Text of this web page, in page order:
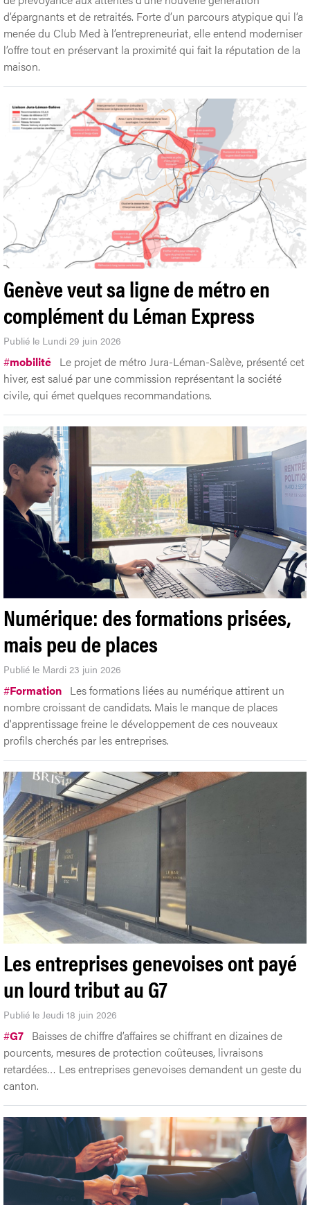
d’épargnants et de retraités. Forte d’un parcours atypique qui l’a
menée du Club Med à l’entrepreneuriat, elle entend moderniser
l’offre tout en préservant la proximité qui fait la réputation de la
maison.
Genève veut sa ligne de métro en
complément du Léman Express
Publié le Lundi 29 juin 2026
#mobilité Le projet de métro Jura-Léman-Salève, présenté cet
hiver, est salué par une commission représentant la société
civile, qui émet quelques recommandations.
Numérique: des formations prisées,
mais peu de places
Publié le Mardi 23 juin 2026
#Formation Les formations liées au numérique attirent un
nombre croissant de candidats. Mais le manque de places
d'apprentissage freine le développement de ces nouveaux
profils cherchés par les entreprises.
Les entreprises genevoises ont payé
un lourd tribut au G7
Publié le Jeudi 18 juin 2026
#G7 Baisses de chiffre d’affaires se chiffrant en dizaines de
pourcents, mesures de protection coûteuses, livraisons
retardées… Les entreprises genevoises demandent un geste du
canton.